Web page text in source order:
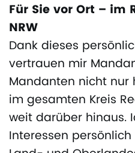
Für Sie vor Ort – im
NRW
Dank dieses
vertrauen mir
Mandanten nicht nur
im gesamten Kreis
weit darüber hinaus.
Interessen